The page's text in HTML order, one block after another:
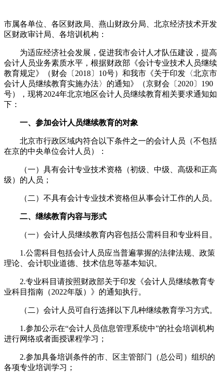
市属各单位、各区财政局、燕山财政分局、北京经济技术开发
区财政审计局、各培训机构：
为适应经济社会发展，促进我市会计人才队伍建设，提高
会计人员业务素质水平，根据财政部《会计专业技术人员继续
教育规定》（财会〔2018〕10号）和我市《关于印发〈北京市
会计人员继续教育实施办法〉的通知》（京财会〔2020〕190
号），现将2024年北京地区会计人员继续教育相关要求通知如
下：
一、参加会计人员继续教育的对象
北京市行政区域内符合以下条件之一的会计人员（不包括
在京的中央单位会计人员）：
（一）具有会计专业技术资格（初级、中级、高级和正高
级）的人员；
（二）不具有会计专业技术资格但从事会计工作的人员。
二、继续教育内容与形式
（一）会计人员继续教育内容包括公需科目和专业科目。
1.公需科目包括会计人员应当普遍掌握的法律法规、政策
理论、会计职业道德、技术信息等基本知识。
2.专业科目请按照财政部关于印发《会计人员继续教育专
业科目指南（2022年版）》的通知执行。
（二）会计人员可自行选择以下几种继续教育学习方式。
1.参加公示在“会计人员信息管理系统中”的社会培训机构
进行网络或者面授课程学习；
2.参加具备培训条件的市、区主管部门（总公司）组织的
各项专业培训学习；